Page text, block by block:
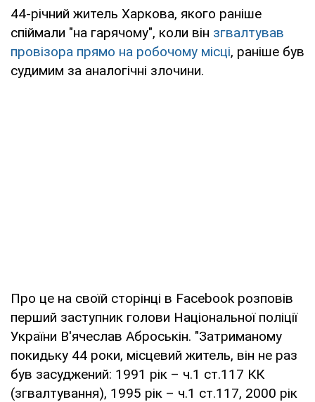
44-річний житель Харкова, якого раніше
спіймали "на гарячому", коли він згвалтував
провізора прямо на робочому місці, раніше був
судимим за аналогічні злочини.
Про це на своїй сторінці в Facebook розповів
перший заступник голови Національної поліції
України В'ячеслав Аброськін. "Затриманому
покидьку 44 роки, місцевий житель, він не раз
був засуджений: 1991 рік – ч.1 ст.117 КК
(згвалтування), 1995 рік – ч.1 ст.117, 2000 рік